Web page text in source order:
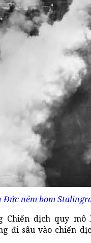
Đức ném bom
Chiến dịch quy
đi sâu vào chiến